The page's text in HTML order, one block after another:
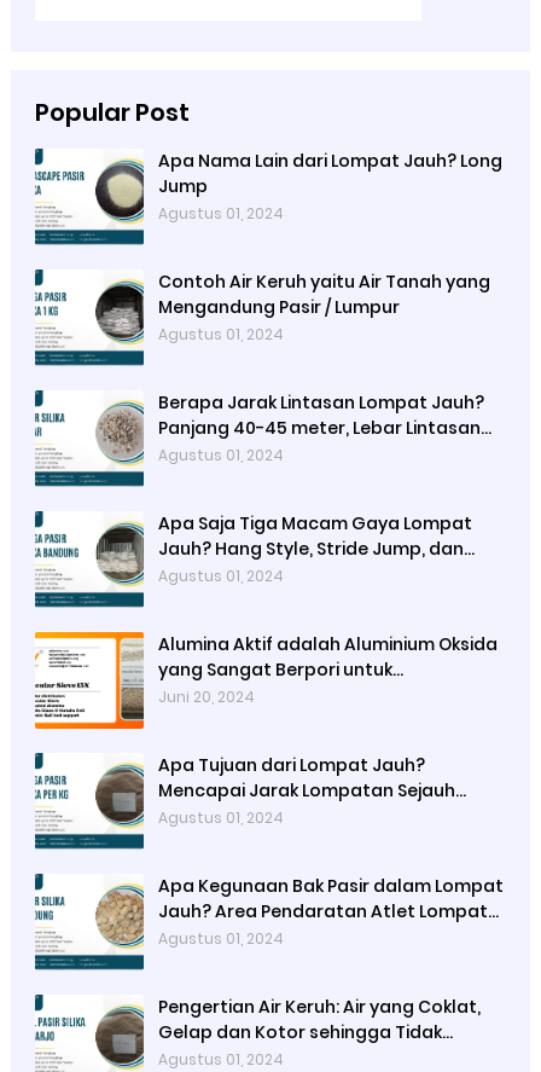
Popular Post
Apa Nama Lain dari Lompat Jauh? Long
Jump
Agustus 01, 2024
Contoh Air Keruh yaitu Air Tanah yang
Mengandung Pasir / Lumpur
Agustus 01, 2024
Berapa Jarak Lintasan Lompat Jauh?
Panjang 40-45 meter, Lebar Lintasan
1,22 meter
Agustus 01, 2024
Apa Saja Tiga Macam Gaya Lompat
Jauh? Hang Style, Stride Jump, dan
Hitch Kick
Agustus 01, 2024
Alumina Aktif adalah Aluminium Oksida
yang Sangat Berpori untuk
Meningkatkan Luas Permukaan dan
Juni 20, 2024
Apa Tujuan dari Lompat Jauh?
Mencapai Jarak Lompatan Sejauh
Mungkin pada Bak Lompat
Agustus 01, 2024
Apa Kegunaan Bak Pasir dalam Lompat
Jauh? Area Pendaratan Atlet Lompat
Jauh
Agustus 01, 2024
Pengertian Air Keruh: Air yang Coklat,
Gelap dan Kotor sehingga Tidak
Tembus Pandang
Agustus 01, 2024